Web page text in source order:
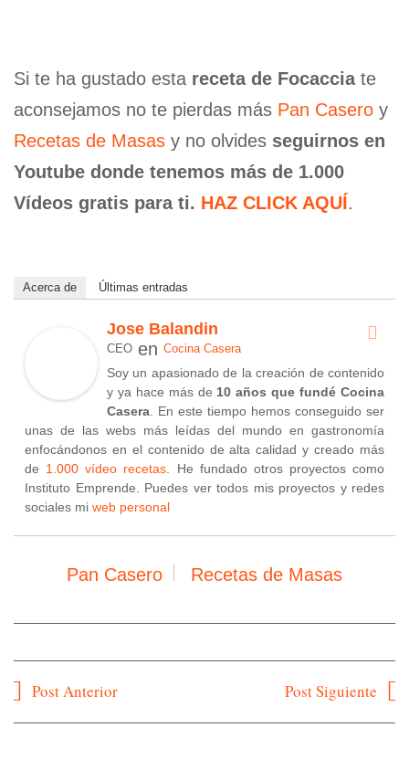
Si te ha gustado esta receta de Focacciate
aconsejamos no te pierdas más Pan Casero y
Recetas de Masas y no olvides seguirnos en
Youtube donde tenemos más de 1.000
Vídeos gratis para ti. HAZ CLICK AQUÍ.
Acerca de Últimas entradas
Jose Balandin
CEO en Cocina Casera
Soy un apasionado de la creación de contenido
y ya hace más de 10 años que fundé Cocina
Casera . En este tiempo hemos conseguido ser
unas de las webs más leídas del mundo en gastronomía
enfocándonos en el contenido de alta calidad y creado más
de 1.000 vídeo recetas . He fundado otros proyectos como
Instituto Emprende. Puedes ver todos mis proyectos y redes
sociales mi web personal
Pan Casero Recetas de Masas
Navegación
Post Anterior Post Siguiente